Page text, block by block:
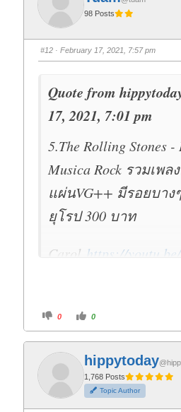
t
h
m
d
o
h
u
p
98 Posts
#12 · February 17, 2021, 7:57 pm
Quote from
17, 2021, 7:01 pm
5.The Rolling Stones
Musica Rock รวมเพ
แผ่นVG++ มีรอยบาง
ยุโรป 300 บาท
Carol https://
C
i
k
f
t
h
m
b
0
C
i
k
o
r
t
h
u
m
b
0
hippytoday
1,768 Posts
Topic Author